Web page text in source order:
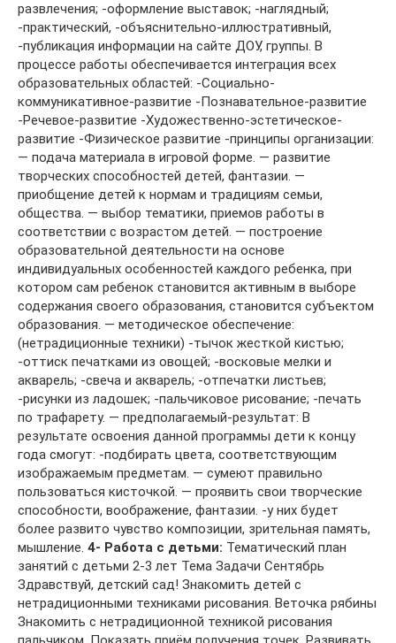
развлечения; -оформление выставок; -наглядный;
-практический, -объяснительно-иллюстративный,
-публикация информации на сайте ДОУ, группы. В
процессе работы обеспечивается интеграция всех
образовательных областей: -Социально-
коммуникативное-развитие -Познавательное-развитие
-Речевое-развитие -Художественно-эстетическое-
развитие -Физическое развитие -принципы организации:
— подача материала в игровой форме. — развитие
творческих способностей детей, фантазии. —
приобщение детей к нормам и традициям семьи,
общества. — выбор тематики, приемов работы в
соответствии с возрастом детей. — построение
образовательной деятельности на основе
индивидуальных особенностей каждого ребенка, при
котором сам ребенок становится активным в выборе
содержания своего образования, становится субъектом
образования. — методическое обеспечение:
(нетрадиционные техники) -тычок жесткой кистью;
-оттиск печатками из овощей; -восковые мелки и
акварель; -свеча и акварель; -отпечатки листьев;
-рисунки из ладошек; -пальчиковое рисование; -печать
по трафарету. — предполагаемый-результат: В
результате освоения данной программы дети к концу
года смогут: -подбирать цвета, соответствующим
изображаемым предметам. — cумеют правильно
пользоваться кисточкой. — проявить свои творческие
способности, воображение, фантазии. -у них будет
более развито чувство композиции, зрительная память,
мышление. 4- Работа с детьми: Тематический план
занятий с детьми 2-3 лет Тема Задачи Сентябрь
Здравствуй, детский сад! Знакомить детей с
нетрадиционными техниками рисования. Веточка рябины
Знакомить с нетрадиционной техникой рисования